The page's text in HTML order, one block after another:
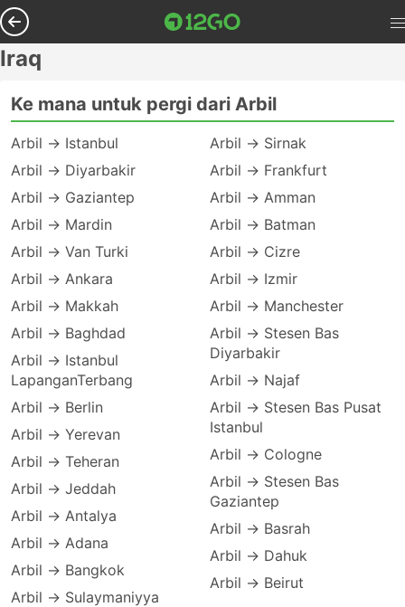
Iraq
Ke mana untuk pergi dari Arbil
Arbil → Istanbul
Arbil → Diyarbakir
Arbil → Gaziantep
Arbil → Mardin
Arbil → Van Turki
Arbil → Ankara
Arbil → Makkah
Arbil → Baghdad
Arbil → Istanbul
LapanganTerbang
Arbil → Berlin
Arbil → Yerevan
Arbil → Teheran
Arbil → Jeddah
Arbil → Antalya
Arbil → Adana
Arbil → Bangkok
Arbil → Sulaymaniyya
Arbil → Sirnak
Arbil → Frankfurt
Arbil → Amman
Arbil → Batman
Arbil → Cizre
Arbil → Izmir
Arbil → Manchester
Arbil → Stesen Bas
Diyarbakir
Arbil → Najaf
Arbil → Stesen Bas Pusat
Istanbul
Arbil → Cologne
Arbil → Stesen Bas
Gaziantep
Arbil → Basrah
Arbil → Dahuk
Arbil → Beirut